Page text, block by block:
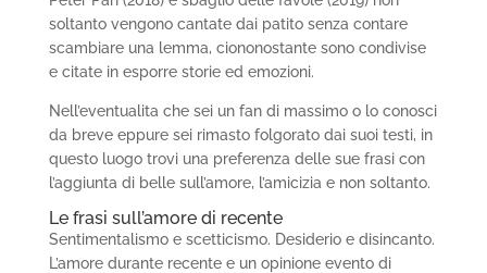
soltanto vengono cantate dai patito senza contare
scambiare una lemma, ciononostante sono condivise
e citate in esporre storie ed emozioni.
Nell’eventualita che sei un fan di massimo o lo conosci
da breve eppure sei rimasto folgorato dai suoi testi, in
questo luogo trovi una preferenza delle sue frasi con
l’aggiunta di belle sull’amore, l’amicizia e non soltanto.
Le frasi sull’amore di recente
Sentimentalismo e scetticismo. Desiderio e disincanto.
L’amore durante recente e un opinione evento di